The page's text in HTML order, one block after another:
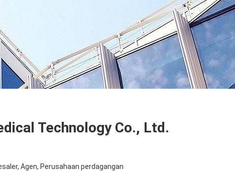
Technology Co., Ltd.
Agen, Perusahaan perdagangan